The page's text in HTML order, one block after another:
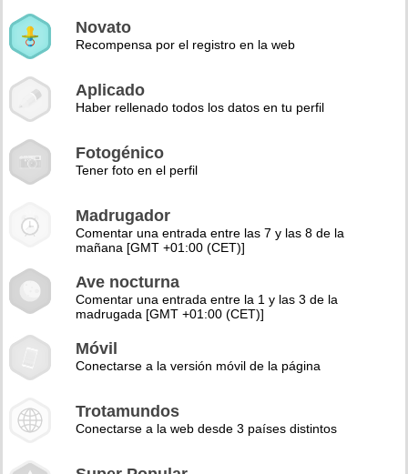
Novato
Recompensa por el registro en la web
Aplicado
Haber rellenado todos los datos en tu perfil
Fotogénico
Tener foto en el perfil
Madrugador
Comentar una entrada entre las 7 y las 8 de la
mañana [GMT +01:00 (CET)]
Ave nocturna
Comentar una entrada entre la 1 y las 3 de la
madrugada [GMT +01:00 (CET)]
Móvil
Conectarse a la versión móvil de la página
Trotamundos
Conectarse a la web desde 3 países distintos